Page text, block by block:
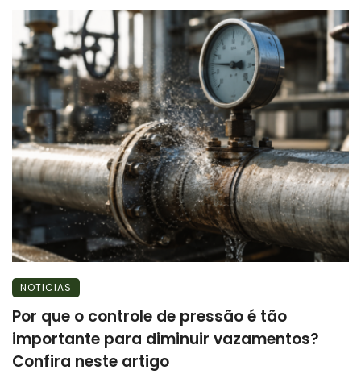
NOTICIAS
Por que o controle de pressão é tão
importante para diminuir vazamentos?
Confira neste artigo